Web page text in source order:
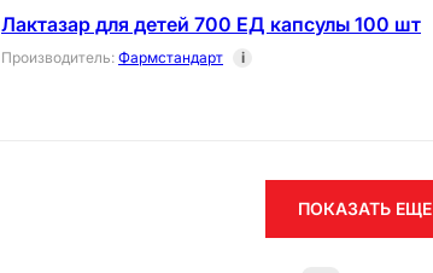
Лактазар для детей 700 ЕД капсулы 100 шт
Производитель: Фармстандарт i
ПОКАЗАТЬ ЕЩЕ